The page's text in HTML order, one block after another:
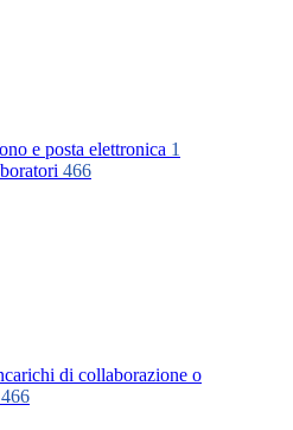
e posta elettronica 1
466
di collaborazione o
466